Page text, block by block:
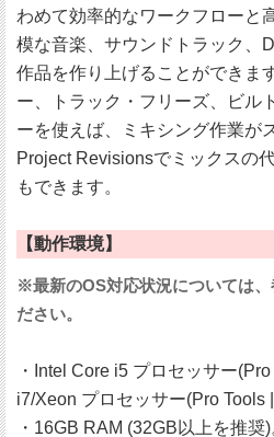
わめて効率的なワークフローと
模な音楽、サウンドトラック、
作品を作り上げることができま
ー、トラック・フリーズ、ビル
ーを使えば、ミキシング作業が
Project Revisionsでミックスの
もできます。
【動作環境】
※最新のOS対応状況については
ださい。
・Intel Core i5 プロセッサー
i7/Xeon プロセッサー(Pro Tools |
・16GB RAM (32GB以上を推奨)